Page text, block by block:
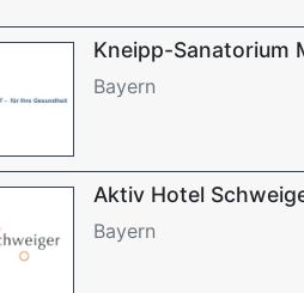
Kneipp-Sanatorium
Bayern
Aktiv Hotel
Bayern